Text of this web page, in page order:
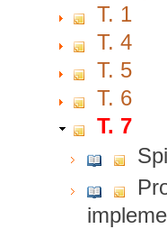
T. 1
T. 4
T. 5
T. 6
T. 7